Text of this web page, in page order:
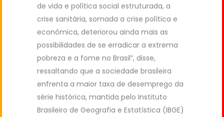
de vida e política social estruturada, a
crise sanitária, somada a crise política e
econômica, deteriorou ainda mais as
possibilidades de se erradicar a extrema
pobreza e a fome no Brasil”, disse,
ressaltando que a sociedade brasileira
enfrenta a maior taxa de desemprego da
série histórica, mantida pelo Instituto
Brasileiro de Geografia e Estatística (IBGE)